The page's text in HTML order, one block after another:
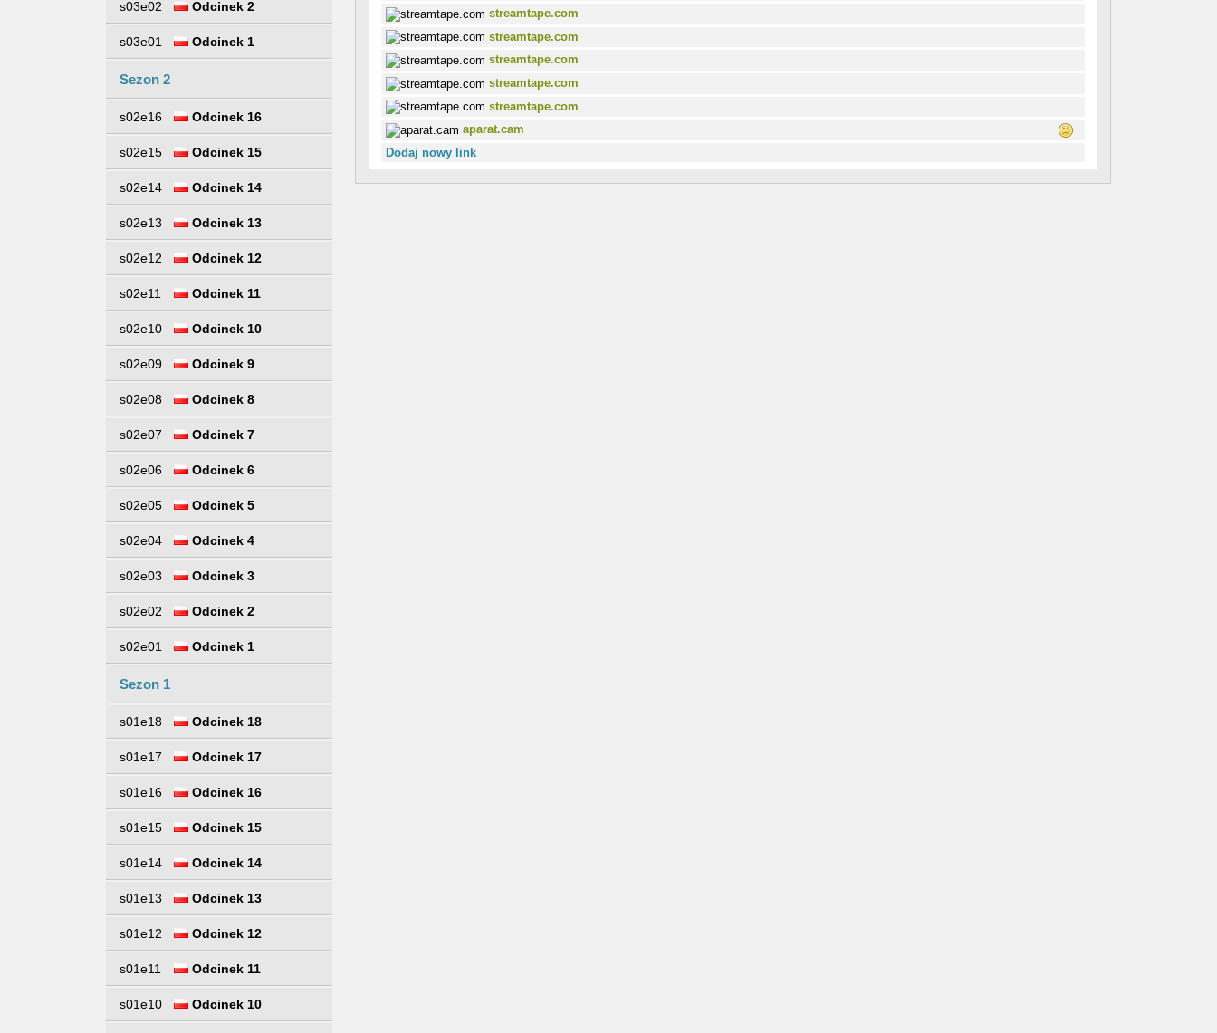
s03e02 Odcinek 2
s03e01 Odcinek 1
Sezon 2
s02e16 Odcinek 16
s02e15 Odcinek 15
s02e14 Odcinek 14
s02e13 Odcinek 13
s02e12 Odcinek 12
s02e11 Odcinek 11
s02e10 Odcinek 10
s02e09 Odcinek 9
s02e08 Odcinek 8
s02e07 Odcinek 7
s02e06 Odcinek 6
s02e05 Odcinek 5
s02e04 Odcinek 4
s02e03 Odcinek 3
s02e02 Odcinek 2
s02e01 Odcinek 1
Sezon 1
s01e18 Odcinek 18
s01e17 Odcinek 17
s01e16 Odcinek 16
s01e15 Odcinek 15
s01e14 Odcinek 14
s01e13 Odcinek 13
s01e12 Odcinek 12
s01e11 Odcinek 11
s01e10 Odcinek 10
streamtape.com
streamtape.com
streamtape.com
streamtape.com
streamtape.com
aparat.cam
Dodaj nowy link